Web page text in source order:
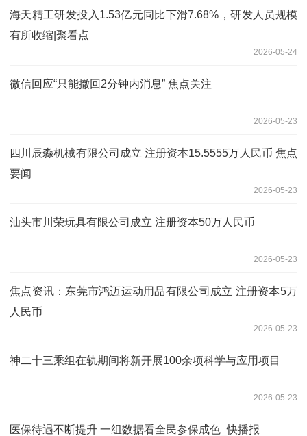
海天精工研发投入1.53亿元同比下滑7.68%，研发人员规模
有所收缩|聚看点
2026-05-24
微信回应“只能撤回2分钟内消息” 焦点关注
2026-05-23
四川辰淼机械有限公司成立 注册资本15.5555万人民币 焦点
要闻
2026-05-23
汕头市川荣玩具有限公司成立 注册资本50万人民币
2026-05-23
焦点资讯：东莞市鸿迈运动用品有限公司成立 注册资本5万
人民币
2026-05-23
神二十三乘组在轨期间将新开展100余项科学与应用项目
2026-05-23
医保待遇不断提升 一组数据看全民参保成色_快播报